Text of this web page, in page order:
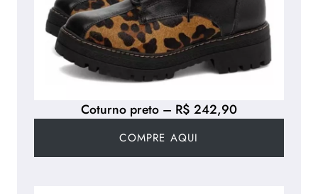
Coturno preto – R$ 242,90
COMPRE AQUI